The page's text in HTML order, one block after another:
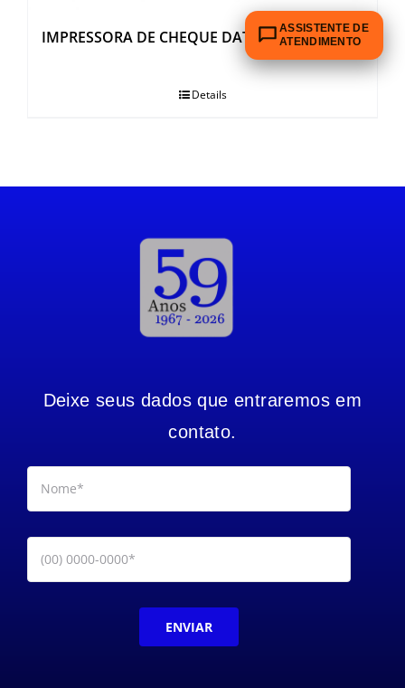
IMPRESSORA DE CHEQUE DATA CHECK
Details
Deixe seus dados que entraremos em
contato.
ENVIAR
ASSISTENTE DE
ATENDIMENTO